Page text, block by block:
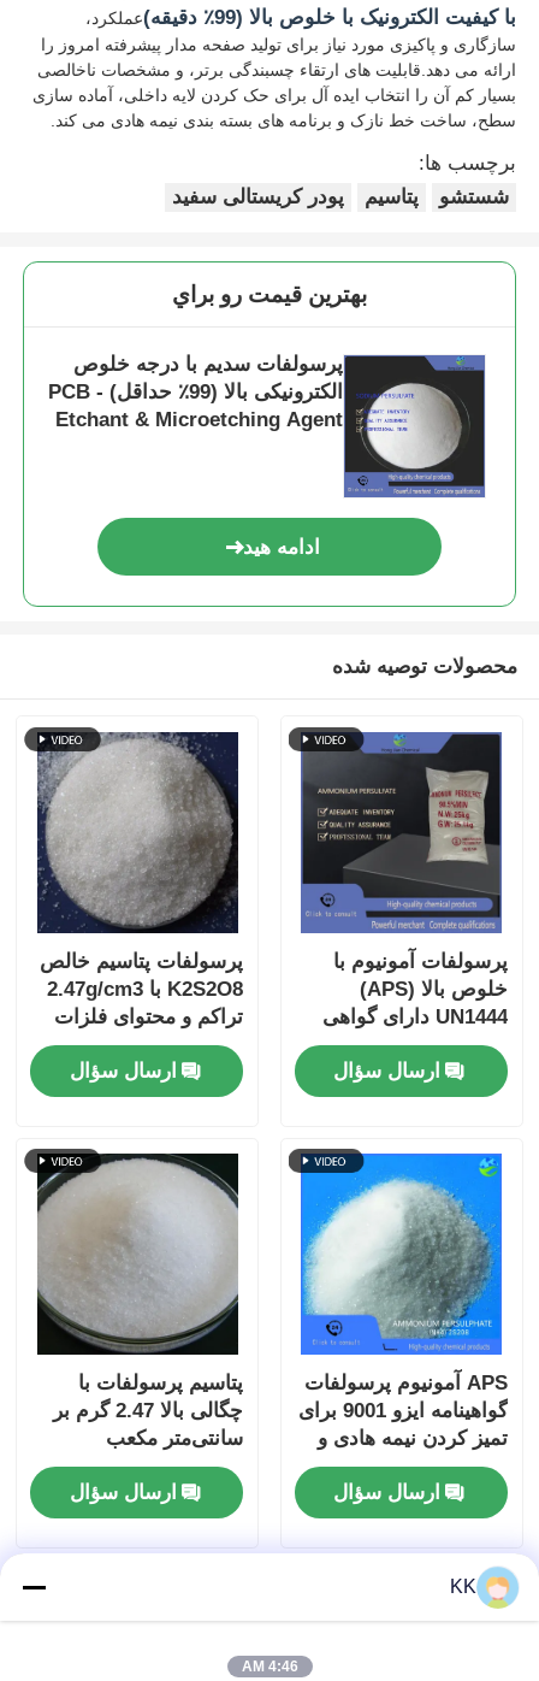
با کیفیت الکترونیک با خلوص بالا (99٪ دقیقه)
عملکرد،
سازگاری و پاکیزی مورد نیاز برای تولید صفحه مدار پیشرفته امروز را
ارائه می دهد.قابلیت های ارتقاء چسبندگی برتر، و مشخصات ناخالصی
بسیار کم آن را انتخاب ایده آل برای حک کردن لایه داخلی، آماده سازی
سطح، ساخت خط نازک و برنامه های بسته بندی نیمه هادی می کند.
برچسب ها:
شستشو
پتاسیم پودر کریستالی سفید
بهترين قيمت رو براي
پرسولفات سدیم با درجه خلوص
الکترونیکی بالا (99٪ حداقل) - PCB
Etchant & Microetching Agent
ادامه هید
محصولات توصیه شده
پرسولفات آمونیوم با
خلوص بالا (APS)
UN1444 دارای گواهی
ISO 9001، به راحتی در
آب محلول است، برای
مصارف صنعتی و
ارسال سؤال
پرسولفات پتاسیم خالص
K2S2O8 با 2.47g/cm3
تراکم و محتوای فلزات
سنگین ≤5 ppm
گواهینامه ISO 9001ارسال سؤال
APS آمونیوم پرسولفات
گواهینامه ایزو 9001 برای
تمیز کردن نیمه هادی و
شروع پلیمریزاسیون
رزین آکریلیکارسال سؤال
پتاسیم پرسولفات با
چگالی بالا 2.47 گرم بر
سانتی‌متر مکعب
K2S2O8 CAS 7727-21-
1 پودر کریستالی سفید
ارسال سؤال
KK
4:46 AM